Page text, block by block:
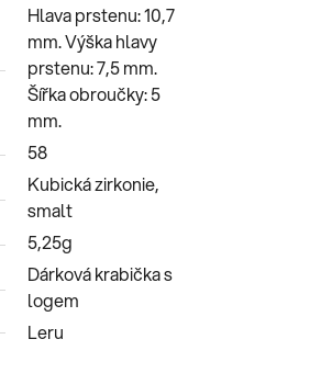
Hlava prstenu: 10,7
mm. Výška hlavy
prstenu: 7,5 mm.
Šířka obroučky: 5
mm.
58
Kubická zirkonie,
smalt
5,25g
Dárková krabička s
logem
Leru